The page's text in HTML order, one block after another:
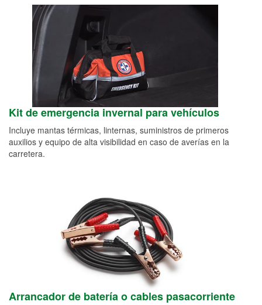
Kit de emergencia invernal para vehículos
Incluye mantas térmicas, linternas, suministros de primeros
auxilios y equipo de alta visibilidad en caso de averías en la
carretera.
Arrancador de batería o cables pasacorriente